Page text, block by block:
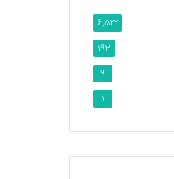
6,522
193
9
1